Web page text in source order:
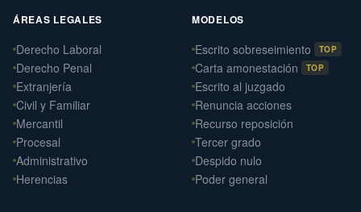
ÁREAS LEGALES
Derecho Laboral
Derecho Penal
Extranjería
Civil y Familiar
Mercantil
Procesal
Administrativo
Herencias
MODELOS
Escrito sobreseimiento TOP
Carta amonestación TOP
Escrito al juzgado
Renuncia acciones
Recurso reposición
Tercer grado
Despido nulo
Poder general